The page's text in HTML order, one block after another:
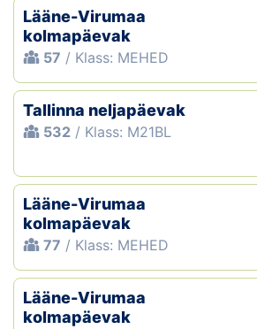
Lääne-Virumaa
kolmapäevak
57 / Klass: MEHED
Tallinna neljapäevak
532 / Klass: M21BL
Lääne-Virumaa
kolmapäevak
77 / Klass: MEHED
Lääne-Virumaa
kolmapäevak